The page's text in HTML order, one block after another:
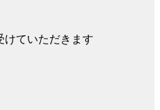
ていただきます